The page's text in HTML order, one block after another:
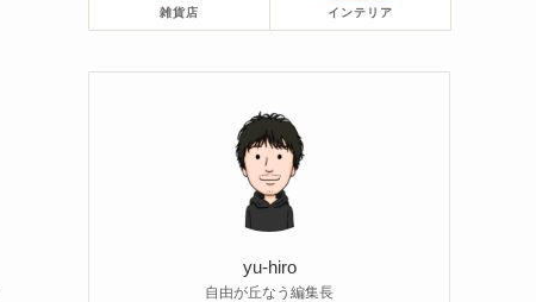
雑貨店 インテリア
yu-hiro
自由が丘なう編集長